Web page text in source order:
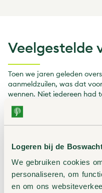
Logeren bij de
We gebruiken cookies
personaliseren, om
en om ons
Veelgestelde
Toen we jaren geleden
aanmeldzuilen, was dat
wennen. Niet iedereen had
één aanmaken. Daarom
overgang van aanmeldzuil
sommige gasten even
natuur voor iedereen
Hierbij alvast wat
Ik kan geen QR-code
Op de terreinen hangen